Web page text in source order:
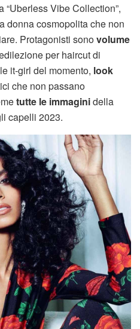
“Uberless Vibe Collection”,
donna cosmopolita che non
Protagonisti sonovolume
per haircut di
it-girl del momento, look
che non passano
tutte le immaginidella
capelli 2023.